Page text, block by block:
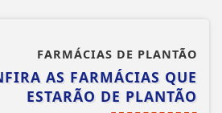
FARMÁCIAS DE PLANTÃO
AS FARMÁCIAS QUE
ESTARÃO DE PLANTÃO